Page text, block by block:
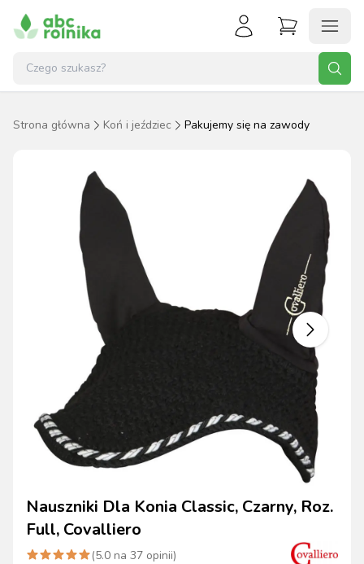
Strona główna Koń i jeździec Pakujemy się na zawody
Nauszniki Dla Konia Classic, Czarny, Roz.
Full, Covalliero
(5.0 na 37 opinii)